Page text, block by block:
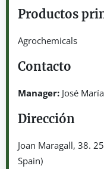
Productos
Agrochemicals
Contacto
Manager: José
Dirección
Joan Maragall, 38.
Spain)